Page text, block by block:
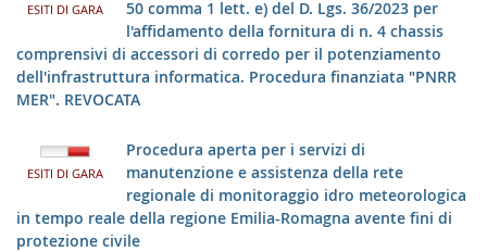
ESITI DI GARA
50 comma 1 lett. e) del D. Lgs. 36/2023 per
l'affidamento della fornitura di n. 4 chassis
comprensivi di accessori di corredo per il potenziamento
dell'infrastruttura informatica. Procedura finanziata "PNRR
MER". REVOCATA
ESITI DI GARA
Procedura aperta per i servizi di
manutenzione e assistenza della rete
regionale di monitoraggio idro meteorologica
in tempo reale della regione Emilia-Romagna avente fini di
protezione civile